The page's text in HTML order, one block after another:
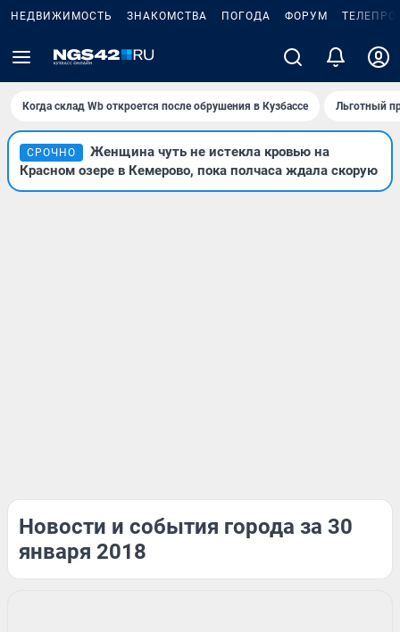
НЕДВИЖИМОСТЬ ЗНАКОМСТВА ПОГОДА ФОРУМ
Когда склад Wb откроется после обрушения в Кузбассе Льготный
СРОЧНО
Женщина чуть не истекла кровью на
Красном озере в Кемерово, пока полчаса ждала скорую
Новости и события города за 30
января 2018